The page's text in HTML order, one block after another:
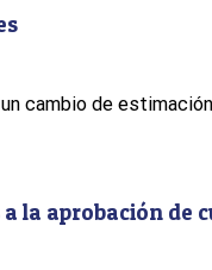
cambio de estimación
la aprobación de